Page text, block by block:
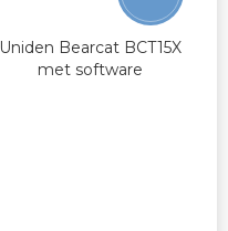
Uniden Bearcat BCT15X
met software